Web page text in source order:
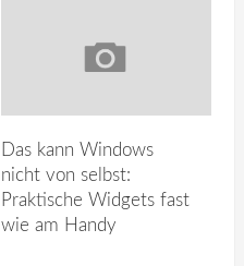
Das kann Windows
nicht von selbst:
Praktische Widgets fast
wie am Handy